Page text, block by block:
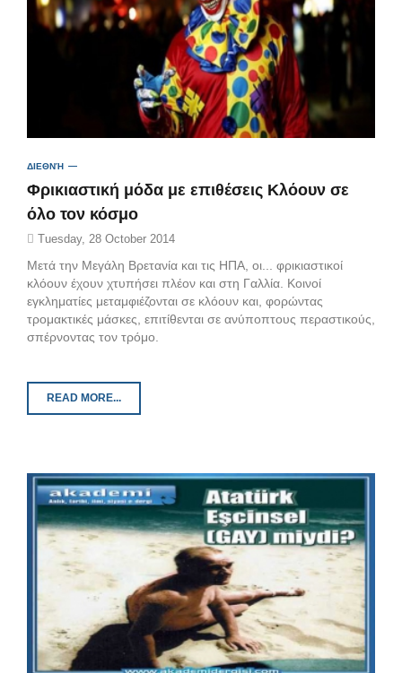
ΔΙΕΘΝΉ
Φρικιαστική μόδα με επιθέσεις Κλόουν σε
όλο τον κόσμο
Tuesday, 28 October 2014
Μετά την Mεγάλη Βρετανία και τις ΗΠΑ, οι... φρικιαστικοί
κλόουν έχουν χτυπήσει πλέον και στη Γαλλία. Κοινοί
εγκληματίες μεταμφιέζονται σε κλόουν και, φορώντας
τρομακτικές μάσκες, επιτίθενται σε ανύποπτους περαστικούς,
σπέρνοντας τον τρόμο.
READ MORE...